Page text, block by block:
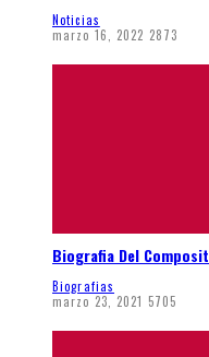
Noticias
marzo 16, 2022 2873
Biografia Del
Biografias
marzo 23, 2021 5705